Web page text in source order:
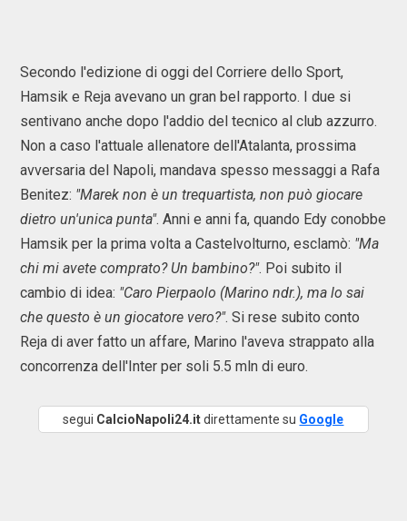
Secondo l'edizione di oggi del Corriere dello Sport,
Hamsik e Reja avevano un gran bel rapporto. I due si
sentivano anche dopo l'addio del tecnico al club azzurro.
Non a caso l'attuale allenatore dell'Atalanta, prossima
avversaria del Napoli, mandava spesso messaggi a Rafa
Benitez: "Marek non è un trequartista, non può giocare
dietro un'unica punta". Anni e anni fa, quando Edy conobbe
Hamsik per la prima volta a Castelvolturno, esclamò: "Ma
chi mi avete comprato? Un bambino?". Poi subito il
cambio di idea: "Caro Pierpaolo (Marino ndr.), ma lo sai
che questo è un giocatore vero?". Si rese subito conto
Reja di aver fatto un affare, Marino l'aveva strappato alla
concorrenza dell'Inter per soli 5.5 mln di euro.
segui CalcioNapoli24.itdirettamente su Google